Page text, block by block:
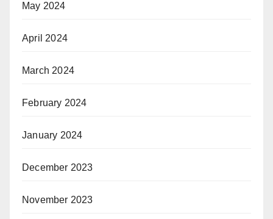
May 2024
April 2024
March 2024
February 2024
January 2024
December 2023
November 2023